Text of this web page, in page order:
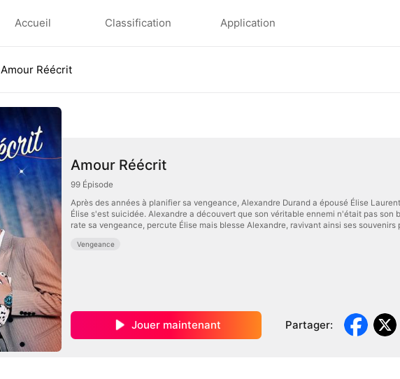
Accueil Classification Application
Amour Réécrit
Amour Réécrit
99 Épisode
Après des années à planifier sa vengeance, Alexandre Durand a épousé Élise
Élise s'est suicidée. Alexandre a découvert que son véritable ennemi n'était pas
rate sa vengeance, percute Élise mais blesse Alexandre, ravivant ainsi ses
Vengeance
Jouer maintenant Partager: